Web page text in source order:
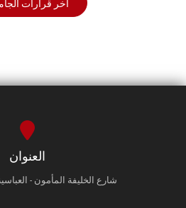
أخر قرارات
العنوان
شارع الخليفة المأمون -